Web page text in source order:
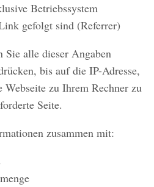
Betriebssystem
gefolgt sind (Referrer)
Sie alle dieser Angaben
bis auf die IP-Adresse,
zu Ihrem Rechner zu
Seite.
zusammen mit: